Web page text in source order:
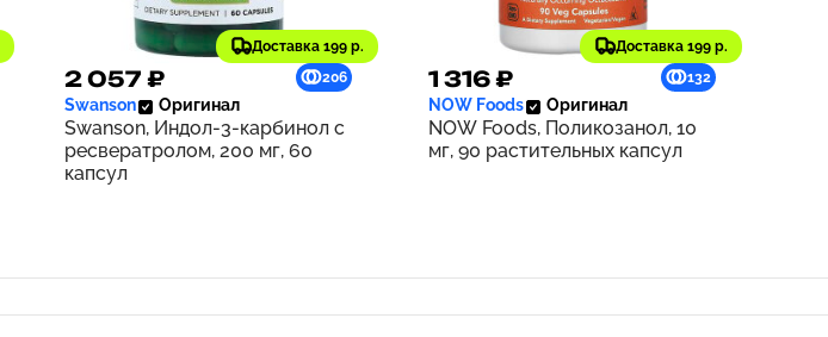
Доставка 199 р.
2 057 ₽ 206
Swanson Оригинал
Swanson, Индол-3-карбинол с
ресвератролом, 200 мг, 60
капсул
Доставка 199 р.
1 316 ₽ 132
NOW Foods Оригинал
NOW Foods, Поликозанол, 10
мг, 90 растительных капсул